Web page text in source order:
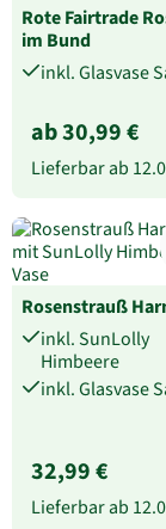
Rote Fairtrade
im Bund
inkl. Glasvase
ab 30,99 €
Lieferbar ab
Rosenstrauß
inkl. SunLolly
Himbeere
inkl. Glasvase
32,99 €
Lieferbar ab